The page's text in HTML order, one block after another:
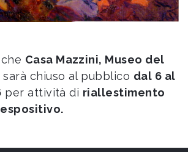
Casa Mazzini, Museo del
sarà chiuso al pubblico dal 6 al
per attività di riallestimento